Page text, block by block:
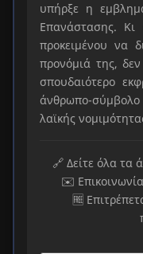
υπήρξε η
Επανάστασης.
προκειμένου να
προνόμιά της,
σπουδαιότερο
άνθρωπο-σύμβολο
λαϊκής
🔗 Δείτε όλα τα
✉️
🆓